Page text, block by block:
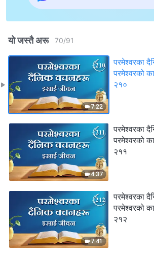
यो जस्तै अरू 70/91
7:22
परमेश्‍वरका
परमेश्‍वरको
२१०
4:37
परमेश्‍वरका
परमेश्‍वरको
२११
7:41
परमेश्‍वरका
परमेश्‍वरको
२१२